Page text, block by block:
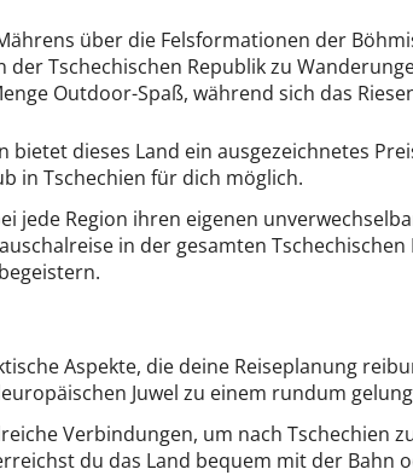
über die Felsformationen der
Tschechischen Republik zu
Outdoor-Spaß, während sich das
bietet dieses Land ein ausgezeichnetes
in Tschechien für dich möglich.
Region ihren eigenen
in der gesamten
Aspekte, die deine Reiseplanung
Juwel zu einem rundum
Verbindungen, um nach Tschechien
du das Land bequem mit der Bahn